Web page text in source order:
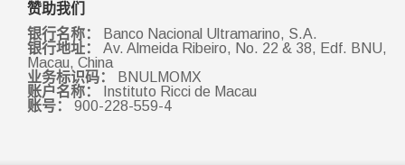
赞助我们
银行名称：
Banco Nacional Ultramarino, S.A.
银行地址：
Av. Almeida Ribeiro, No. 22 & 38, Edf. BNU,
Macau, China
业务标识码：
BNULMOMX
账户名称：
Instituto Ricci de Macau
账号：
900-228-559-4